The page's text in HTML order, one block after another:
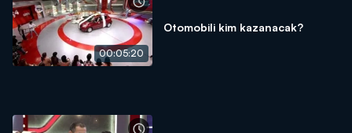
00:05:20
Otomobili kim kazanacak?